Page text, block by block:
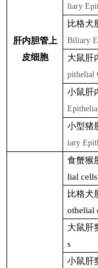
肝内胆管上
皮细胞
liary
比格犬
Biliary
大鼠肝
pithelial
小鼠肝
小型猪
iary
食蟹猴
lial cells
比格犬
othelial
大鼠肝
s
小鼠肝